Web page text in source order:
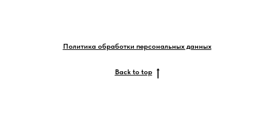
Политика обработки персональных данных
Back to top